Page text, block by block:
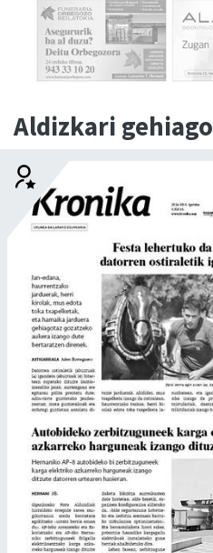
Aldizkari gehiago